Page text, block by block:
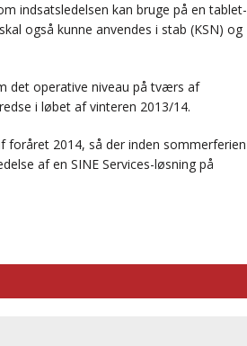
indsatsledelsen kan bruge på en tablet-
også kunne anvendes i stab (KSN) og
det operative niveau på tværs af
i løbet af vinteren 2013/14.
2014, så der inden sommerferien
af en SINE Services-løsning på